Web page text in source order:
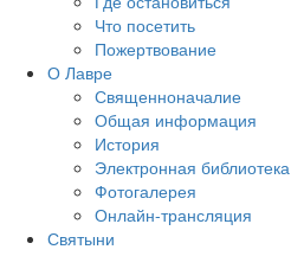
Что посетить
Пожертвование
О Лавре
Священноначалие
Общая информация
История
Электронная библиотека
Фотогалерея
Онлайн-трансляция
Святыни